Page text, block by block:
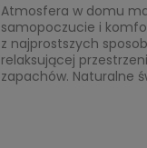
Atmosfera w domu
samopoczucie i
z najprostszych
relaksującej
zapachów. Naturalne
sprzyja odpoczynkowi
często stosowany w